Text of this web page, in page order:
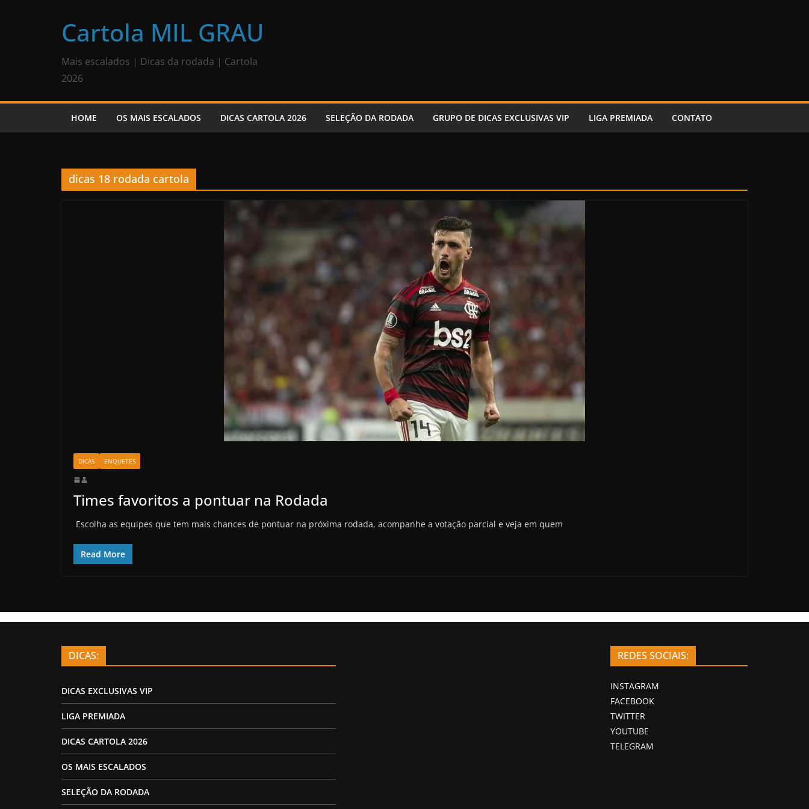
Cartola MIL GRAU
Mais escalados | Dicas da rodada | Cartola
2026
HOME OS MAIS ESCALADOS DICAS CARTOLA 2026 SELEÇÃO DA RODADA GRUPO DE DICAS EXCLUSIVAS VIP LIGA PREMIADA CONTATO
dicas 18 rodada cartola
DICAS ENQUETES
Times favoritos a pontuar na Rodada
Escolha as equipes que tem mais chances de pontuar na próxima rodada, acompanhe a votação parcial e veja em quem
Read More
DICAS:
DICAS EXCLUSIVAS VIP
LIGA PREMIADA
DICAS CARTOLA 2026
OS MAIS ESCALADOS
SELEÇÃO DA RODADA
REDES SOCIAIS:
INSTAGRAM
FACEBOOK
TWITTER
YOUTUBE
TELEGRAM